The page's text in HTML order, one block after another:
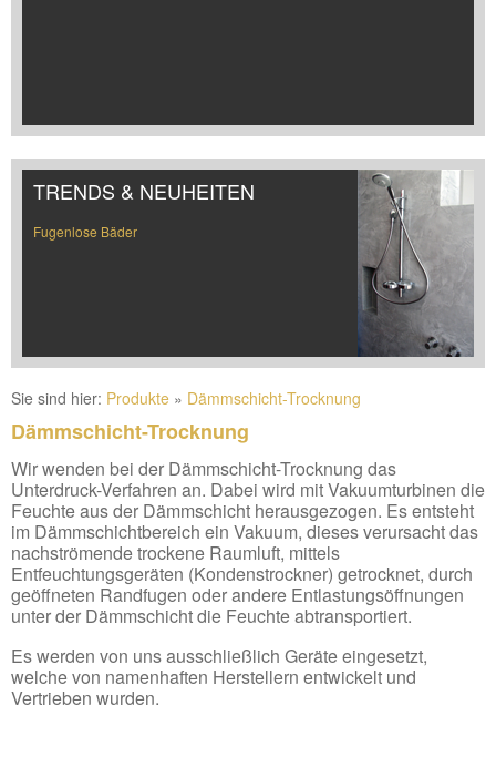
TRENDS & NEUHEITEN
Fugenlose Bäder
Sie sind hier: Produkte » Dämmschicht-Trocknung
Dämmschicht-Trocknung
Wir wenden bei der Dämmschicht-Trocknung das
Unterdruck-Verfahren an. Dabei wird mit Vakuumturbinen die
Feuchte aus der Dämmschicht herausgezogen. Es entsteht
im Dämmschichtbereich ein Vakuum, dieses verursacht das
nachströmende trockene Raumluft, mittels
Entfeuchtungsgeräten (Kondenstrockner) getrocknet, durch
geöffneten Randfugen oder andere Entlastungsöffnungen
unter der Dämmschicht die Feuchte abtransportiert.
Es werden von uns ausschließlich Geräte eingesetzt,
welche von namenhaften Herstellern entwickelt und
Vertrieben wurden.